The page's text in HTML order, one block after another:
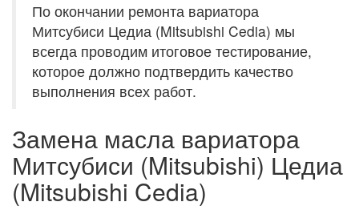
По окончании ремонта вариатора
Митсубиси Цедиа (Mitsubishi Cedia) мы
всегда проводим итоговое тестирование,
которое должно подтвердить качество
выполнения всех работ.
Замена масла вариатора
Митсубиси (Mitsubishi) Цедиа
(Mitsubishi Cedia)